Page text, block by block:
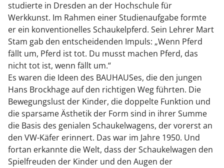
studierte in Dresden an der Hochschule für
Werkkunst. Im Rahmen einer Studienaufgabe formte
er ein konventionelles Schaukelpferd. Sein Lehrer Mart
Stam gab den entscheidenden Impuls: „Wenn Pferd
fällt um, Pferd ist tot. Du musst machen Pferd, das
nicht tot ist, wenn fällt um.“
Es waren die Ideen des BAUHAUSes, die den jungen
Hans Brockhage auf den richtigen Weg führten. Die
Bewegungslust der Kinder, die doppelte Funktion und
die sparsame Ästhetik der Form sind in ihrer Summe
die Basis des genialen Schaukelwagens, der vorerst an
den VW-Käfer erinnert. Das war im Jahre 1950. Und
fortan erkannte die Welt, dass der Schaukelwagen den
Spielfreuden der Kinder und den Augen der